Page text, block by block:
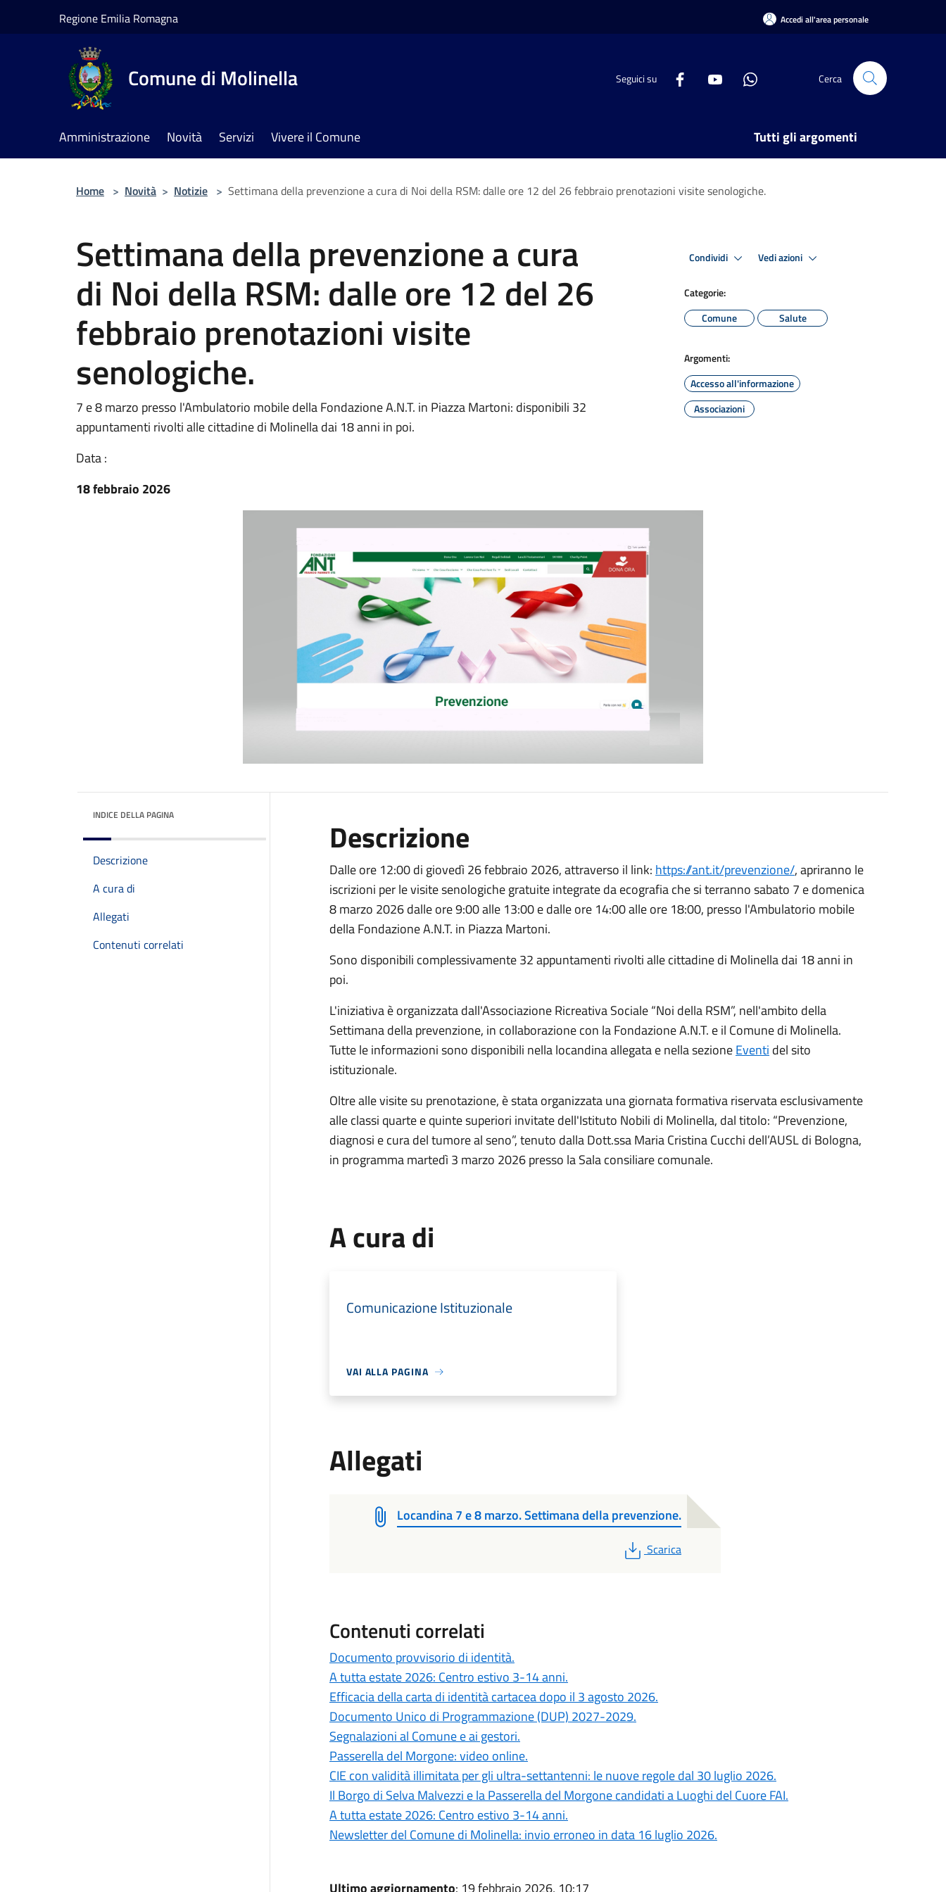
Regione Emilia Romagna Accedi all'area personale
Comune di Molinella Seguici su Cerca
Amministrazione Novità Servizi Vivere il Comune Tutti gli argomenti
Home > Novità > Notizie > Settimana della prevenzione a cura di Noi della RSM: dalle ore 12 del 26 febbraio prenotazioni visite senologiche.
Settimana della prevenzione a cura
di Noi della RSM: dalle ore 12 del 26
febbraio prenotazioni visite
senologiche.
7 e 8 marzo presso l'Ambulatorio mobile della Fondazione A.N.T. in Piazza Martoni: disponibili 32
appuntamenti rivolti alle cittadine di Molinella dai 18 anni in poi.
Data :
18 febbraio 2026
Condividi Vedi azioni
Categorie:
Comune
Salute
Argomenti:
Accesso all'informazione
Associazioni
INDICE DELLA PAGINA
Descrizione
A cura di
Allegati
Contenuti correlati
Descrizione
Dalle ore 12:00 di giovedì 26 febbraio 2026, attraverso il link: https://ant.it/prevenzione/, apriranno le
iscrizioni per le visite senologiche gratuite integrate da ecografia che si terranno sabato 7 e domenica
8 marzo 2026 dalle ore 9:00 alle 13:00 e dalle ore 14:00 alle ore 18:00, presso l'Ambulatorio mobile
della Fondazione A.N.T. in Piazza Martoni.
Sono disponibili complessivamente 32 appuntamenti rivolti alle cittadine di Molinella dai 18 anni in
poi.
L'iniziativa è organizzata dall'Associazione Ricreativa Sociale “Noi della RSM”, nell'ambito della
Settimana della prevenzione, in collaborazione con la Fondazione A.N.T. e il Comune di Molinella.
Tutte le informazioni sono disponibili nella locandina allegata e nella sezioneEventi del sito
istituzionale.
Oltre alle visite su prenotazione, è stata organizzata una giornata formativa riservata esclusivamente
alle classi quarte e quinte superiori invitate dell'Istituto Nobili di Molinella, dal titolo: “Prevenzione,
diagnosi e cura del tumore al seno”, tenuto dalla Dott.ssa Maria Cristina Cucchi dell’AUSL di Bologna,
in programma martedì 3 marzo 2026 presso la Sala consiliare comunale.
A cura di
Comunicazione Istituzionale
VAI ALLA PAGINA
Allegati
Locandina 7 e 8 marzo. Settimana della prevenzione.
PDF
Scarica
Contenuti correlati
Documento provvisorio di identità.
A tutta estate 2026: Centro estivo 3-14 anni.
Efficacia della carta di identità cartacea dopo il 3 agosto 2026.
Documento Unico di Programmazione (DUP) 2027-2029.
Segnalazioni al Comune e ai gestori.
Passerella del Morgone: video online.
CIE con validità illimitata per gli ultra-settantenni: le nuove regole dal 30 luglio 2026.
Il Borgo di Selva Malvezzi e la Passerella del Morgone candidati a Luoghi del Cuore FAI.
A tutta estate 2026: Centro estivo 3-14 anni.
Newsletter del Comune di Molinella: invio erroneo in data 16 luglio 2026.
Ultimo aggiornamento: 19 febbraio 2026, 10:17